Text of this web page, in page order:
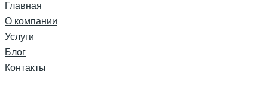
Главная
О компании
Услуги
Блог
Контакты